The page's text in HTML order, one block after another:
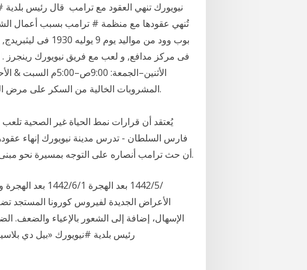
نيويورك تنهي العقود مع ترامب ️ قال رئيس بلدية
تُنهي عقودها مع منظمة # ترامب بسبب أعمال
المشروبات الخالية من السكر على مرض السكري، مؤكدة أنها قد تزيد من خطر الإصابة بهذا المرض.
فارس السلطان - تدرس مدينة نيويورك إنهاء
أن حث ترامب أنصاره على التوجه بمسيرة نحو مبنى الكابيتول واقتحامه في وقت سابق من الأسبوع الماضي.
الأعراض الجديدة لفيروس كورونا المستجد
الإسهال، إضافة إلى الشعور بالإعياء والضعف.
رئيس بلدية #نيويورك «بيل دي